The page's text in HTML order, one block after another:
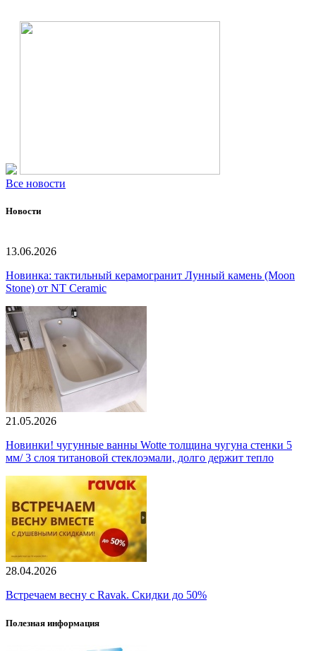
Все новости
Новости
13.06.2026
Новинка: тактильный керамогранит Лунный камень (Moon
Stone) от NT Ceramic
21.05.2026
Новинки! чугунные ванны Wotte толщина чугуна стенки 5
мм/ 3 слоя титановой стеклоэмали, долго держит тепло
28.04.2026
Встречаем весну с Ravak. Скидки до 50%
Полезная информация